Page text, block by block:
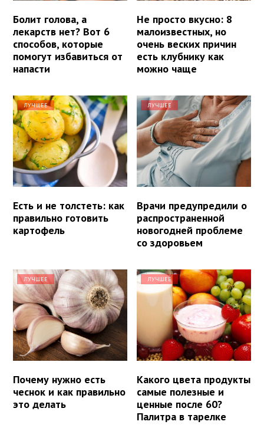
Болит голова, а
лекарств нет? Вот 6
способов, которые
помогут избавиться от
напасти
Не просто вкусно: 8
малоизвестных, но
очень веских причин
есть клубнику как
можно чаще
ЛУЧШЕЕ
Есть и не толстеть: как
правильно готовить
картофель
ЛУЧШЕЕ
Врачи предупредили о
распространенной
новогодней проблеме
со здоровьем
ЛУЧШЕЕ
Почему нужно есть
чеснок и как правильно
это делать
ЛУЧШЕЕ
Какого цвета продукты
самые полезные и
ценные после 60?
Палитра в тарелке